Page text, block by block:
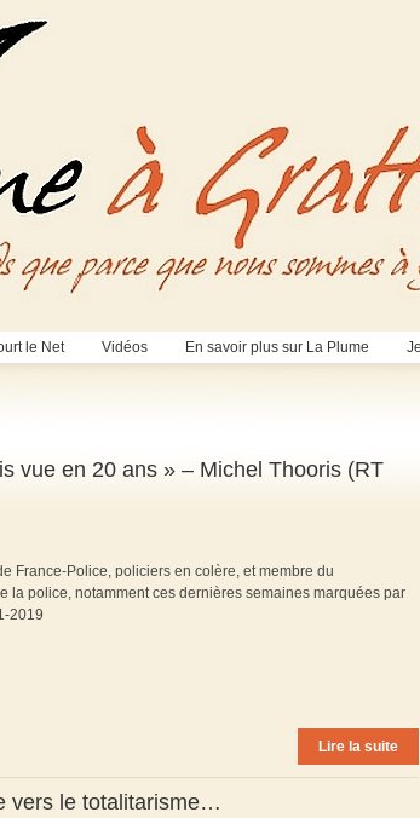
le Net Vidéos En savoir plus sur La Plume
vue en 20 ans » – Michel Thooris (RT
France-Police, policiers en colère, et membre du
la police, notamment ces dernières semaines marquées par
2019
Lire la suite
vers le totalitarisme…